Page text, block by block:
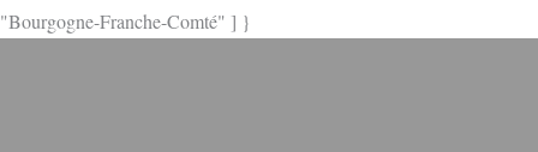
"Bourgogne-Franche-Comté" ] }